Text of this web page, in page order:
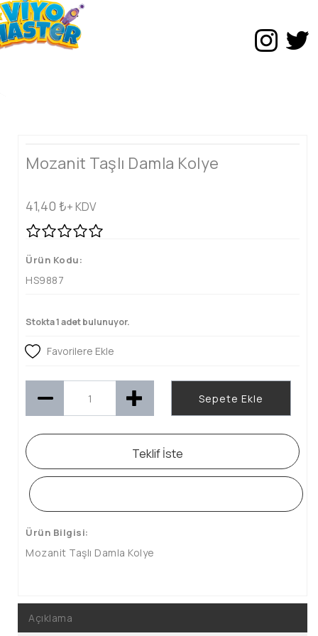
Mozanit Taşlı Damla Kolye
41,40 ₺+ KDV
Ürün Kodu:
HS9887
Stokta 1 adet bulunuyor.
Favorilere Ekle
Sepete Ekle
Teklif İste
Ürün Bilgisi:
Mozanit Taşlı Damla Kolye
Açıklama